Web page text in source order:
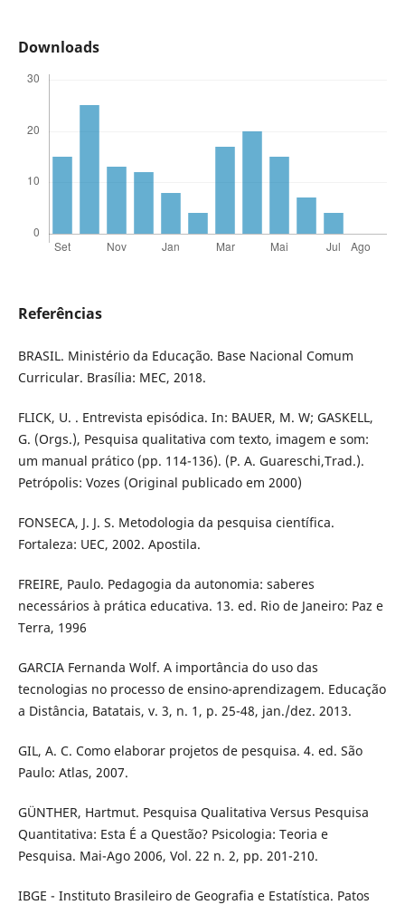
Downloads
Referências
BRASIL. Ministério da Educação. Base Nacional Comum
Curricular. Brasília: MEC, 2018.
FLICK, U. . Entrevista episódica. In: BAUER, M. W; GASKELL,
G. (Orgs.), Pesquisa qualitativa com texto, imagem e som:
um manual prático (pp. 114-136). (P. A. Guareschi,Trad.).
Petrópolis: Vozes (Original publicado em 2000)
FONSECA, J. J. S. Metodologia da pesquisa científica.
Fortaleza: UEC, 2002. Apostila.
FREIRE, Paulo. Pedagogia da autonomia: saberes
necessários à prática educativa. 13. ed. Rio de Janeiro: Paz e
Terra, 1996
GARCIA Fernanda Wolf. A importância do uso das
tecnologias no processo de ensino-aprendizagem. Educação
a Distância, Batatais, v. 3, n. 1, p. 25-48, jan./dez. 2013.
GIL, A. C. Como elaborar projetos de pesquisa. 4. ed. São
Paulo: Atlas, 2007.
GÜNTHER, Hartmut. Pesquisa Qualitativa Versus Pesquisa
Quantitativa: Esta É a Questão? Psicologia: Teoria e
Pesquisa. Mai-Ago 2006, Vol. 22 n. 2, pp. 201-210.
IBGE - Instituto Brasileiro de Geografia e Estatística. Patos